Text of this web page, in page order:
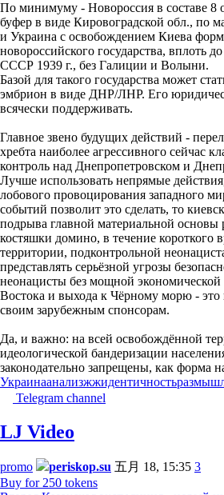
По минимуму - Новороссия в составе 8
буфер в виде Кировоградской обл., по
и Украина с освобождением Киева
новороссийского государства, вплоть
СССР 1939 г., без Галиции и Волыни.
Базой для такого государства может
эмбрион в виде ДНР/ЛНР. Его
всячески поддерживать.
Главное звено будущих действий -
хребта наиболее агрессивного сейчас
контроль над Днепропетровском и
Лучше использовать непрямые
лобового провоцирования западного
событий позволит это сделать, то
подрыва главной материальной основы
костяшки домино, в течение короткого
территории, подконтрольной
представлять серьёзной угрозы
неонацисты без мощной
Востока и выхода к Чёрному морю - это
своим зарубежным спонсорам.
Да, и важно: на всей освобождённой
идеологической бандеризации
законодательно запрещены, как форма
Украинаанализжжидентичность
Telegram channel
LJ Video
promo periskop.su 五月 18, 15:35 3
Buy for 250 tokens